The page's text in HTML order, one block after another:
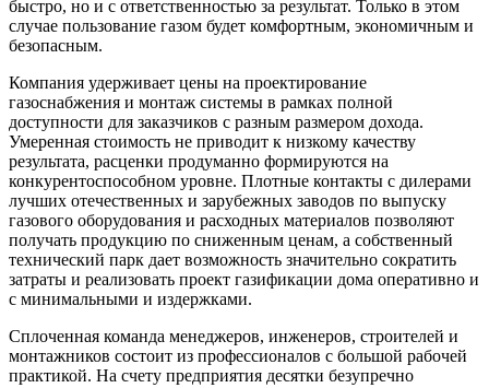
быстро, но и с ответственностью за результат. Только в этом
случае пользование газом будет комфортным, экономичным и
безопасным.
Компания удерживает цены на проектирование
газоснабжения и монтаж системы в рамках полной
доступности для заказчиков с разным размером дохода.
Умеренная стоимость не приводит к низкому качеству
результата, расценки продуманно формируются на
конкурентоспособном уровне. Плотные контакты с дилерами
лучших отечественных и зарубежных заводов по выпуску
газового оборудования и расходных материалов позволяют
получать продукцию по сниженным ценам, а собственный
технический парк дает возможность значительно сократить
затраты и реализовать проект газификации дома оперативно и
с минимальными и издержками.
Сплоченная команда менеджеров, инженеров, строителей и
монтажников состоит из профессионалов с большой рабочей
практикой. На счету предприятия десятки безупречно